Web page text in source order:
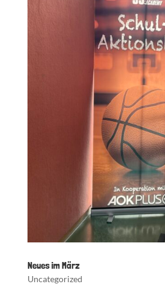
Neues im März
Uncategorized